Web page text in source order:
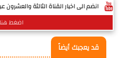
انضم الى اخبار القناة الثالثة والعشرون
اضغط هنا
قد يعجبك أيضاً